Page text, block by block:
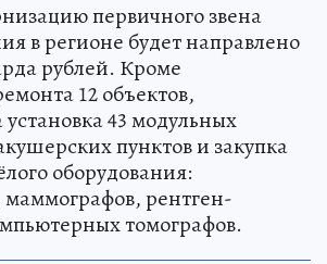
первичного звена
в регионе будет направлено
рублей. Кроме
12 объектов,
43 модульных
пунктов и закупка
оборудования:
рентген-
томографов.